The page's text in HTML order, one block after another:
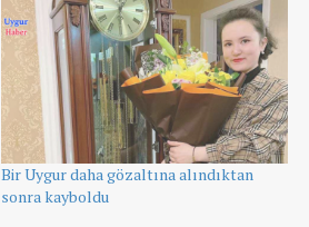
Bir Uygur daha gözaltına alındıktan
sonra kayboldu